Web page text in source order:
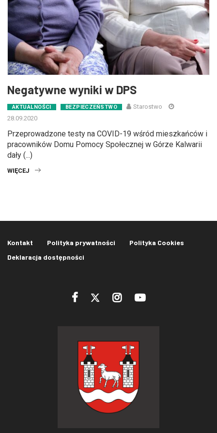
Negatywne wyniki w DPS
AKTUALNOŚCI BEZPIECZEŃSTWO
Starostwo
28.09.2020
Przeprowadzone testy na COVID-19 wśród mieszkańców i
pracowników Domu Pomocy Społecznej w Górze Kalwarii
dały (...)
WIĘCEJ
Kontakt Polityka prywatności
Polityka Cookies
Deklaracja dostępności